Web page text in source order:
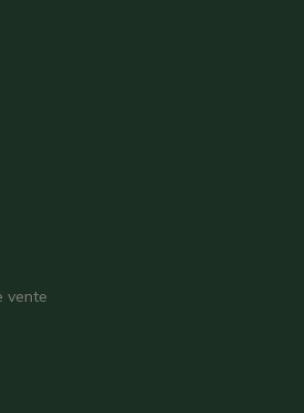
vente